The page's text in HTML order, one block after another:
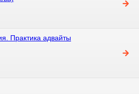
Практика адвайты